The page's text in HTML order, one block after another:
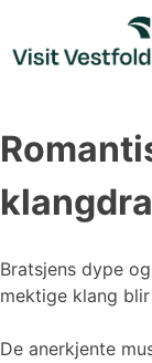
content
Bratsjens dype
mektige klang
De anerkjente